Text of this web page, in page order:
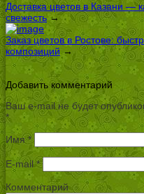
Доставка цветов в Казани —
свежесть→
Заказ цветов в Ростове:
композиций →
Добавить комментарий
Ваш e-mail не будет
*
Имя*
E-mail*
Комментарий